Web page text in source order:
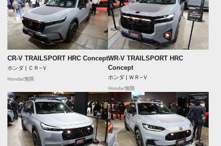
CR-V TRAILSPORT HRC Concept
ホンダ | ＣＲ−Ｖ
Honda/無限
WR-V TRAILSPORT HRC
Concept
ホンダ | ＷＲ−Ｖ
Honda/無限